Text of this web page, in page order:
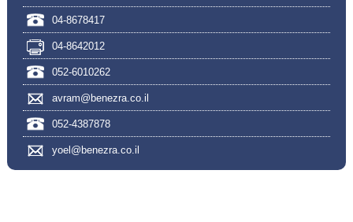
04-8678417
04-8642012
052-6010262
avram@benezra.co.il
052-4387878
yoel@benezra.co.il